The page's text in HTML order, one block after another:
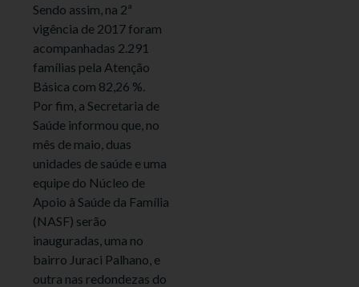
Sendo assim, na 2ª
vigência de 2017 foram
acompanhadas 2.291
famílias pela Atenção
Básica com 82,26 %.
Por fim, a Secretaria de
Saúde informou que, no
mês de maio, duas
unidades de saúde e uma
equipe do Núcleo de
Apoio à Saúde da Família
(NASF) serão
inauguradas, uma no
bairro Juraci Palhano, e
outra nas redondezas do